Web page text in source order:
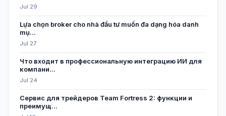
Jul 29
Lựa chọn broker cho nhà đầu tư muốn đa dạng hóa danh
mụ...
Jul 27
Что входит в профессиональную интеграцию ИИ для
компани...
Jul 24
Сервис для трейдеров Team Fortress 2: функции и
преимущ...